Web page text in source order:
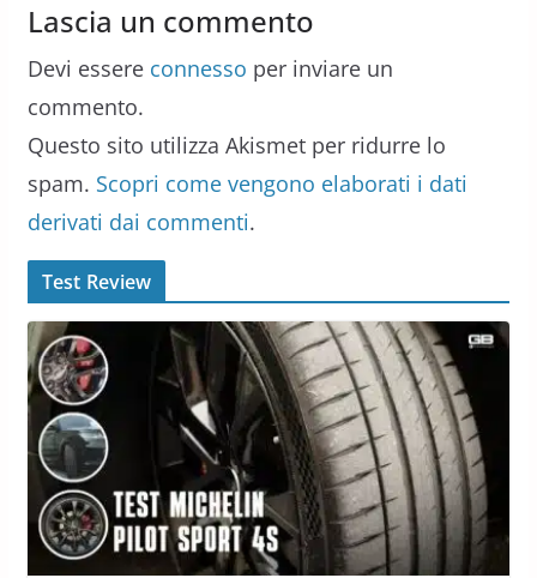
Lascia un commento
Devi essere connesso per inviare un
commento.
Questo sito utilizza Akismet per ridurre lo
spam. Scopri come vengono elaborati i dati
derivati dai commenti.
Test Review